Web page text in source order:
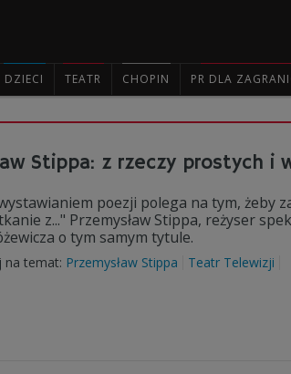
DZIECI TEATR CHOPIN PR DLA
Stippa: z rzeczy prostych i
poezji polega na tym, żeby
z..." Przemysław Stippa, reżyser
o tym samym tytule.
na temat: Przemysław Stippa Teatr Telewizji